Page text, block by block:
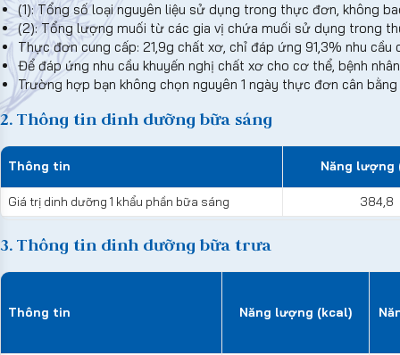
(1): Tổng số loại nguyên liệu sử dụng trong thực đơn, không
(2): Tổng lượng muối từ các gia vị chứa muối sử dụng trong
Thực đơn cung cấp: 21,9g chất xơ, chỉ đáp ứng 91,3% nhu
Để đáp ứng nhu cầu khuyến nghị chất xơ cho cơ thể, bệnh
Trường hợp bạn không chọn nguyên 1 ngày thực đơn cân
2. Thông tin dinh dưỡng bữa sáng
Thông tin Năng lượng
Giá trị dinh dưỡng 1 khẩu phần bữa sáng 384,8
3. Thông tin dinh dưỡng bữa trưa
Thông tin Năng lượng (kcal)